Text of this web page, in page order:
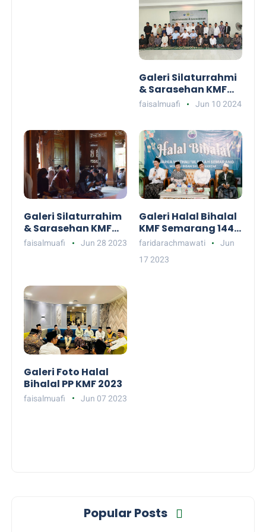
Galeri Silaturrahmi
& Sarasehan KMF
Wonosobo &
faisalmuafi Jun 10 2024
Galeri Silaturrahim
& Sarasehan KMF
Wonosobo 1444
faisalmuafi Jun 28 2023
Galeri Halal Bihalal
KMF Semarang 1444
H/2023M
faridarachmawati
Jun
17 2023
Galeri Foto Halal
Bihalal PP KMF 2023
faisalmuafi Jun 07 2023
Popular Posts